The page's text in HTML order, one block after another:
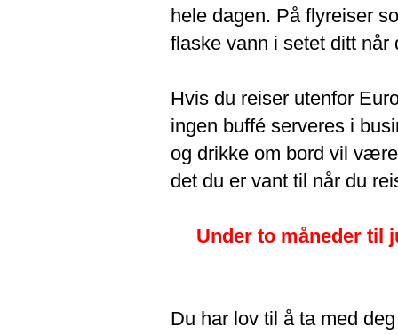
hele dagen. På flyreiser
flaske vann i setet ditt
Hvis du reiser utenfor
ingen buffé serveres i
og drikke om bord vil
det du er vant til når du
Under to måneder til
Du har lov til å ta med